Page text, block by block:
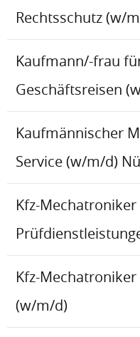
Rechtsschutz (w/
Kaufmann/-frau
Geschäftsreisen
Kaufmännischer
Service (w/m/d)
Kfz-
Kfz-
(w/m/d)